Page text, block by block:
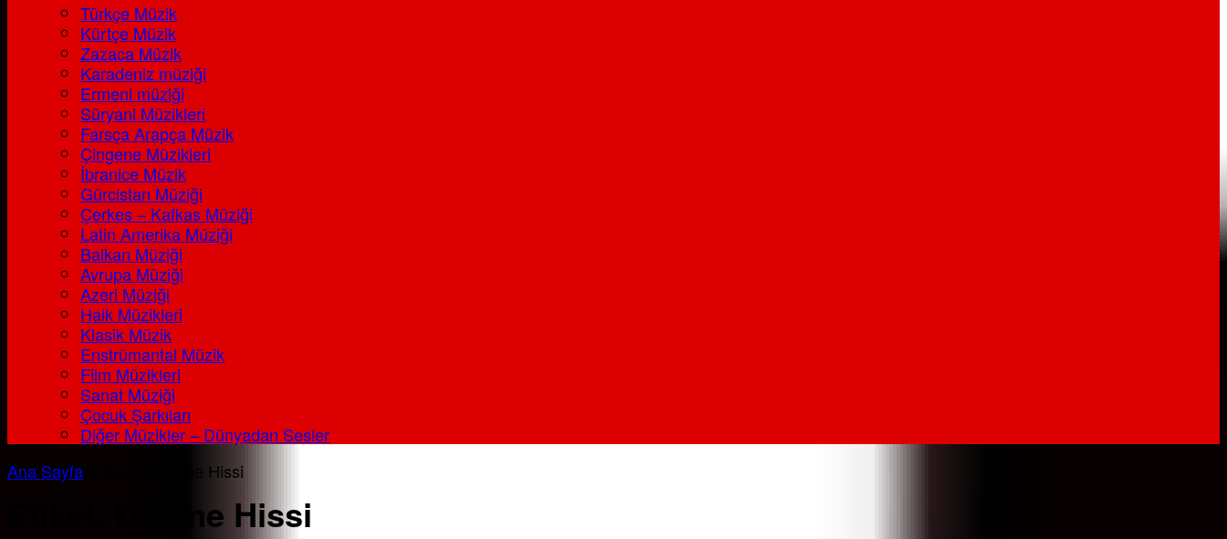
Türkçe Müzik
Kürtçe Müzik
Zazaca Müzik
Karadeniz müziği
Ermeni müziği
Süryani Müzikleri
Farsça Arapça Müzik
Çingene Müzikleri
İbranice Müzik
Gürcistan Müziği
Çerkes – Kafkas Müziği
Latin Amerika Müziği
Balkan Müziği
Avrupa Müziği
Azeri Müziği
Halk Müzikleri
Klasik Müzik
Enstrümantal Müzik
Film Müzikleri
Sanat Müziği
Çocuk Şarkıları
Diğer Müzikler – Dünyadan Sesler
Ana Sayfa
Düşme Hissi
Etiket: Düşme Hissi